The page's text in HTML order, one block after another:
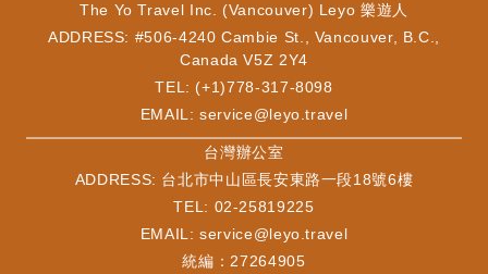
The Yo Travel Inc. (Vancouver) Leyo 樂遊人
ADDRESS: #506-4240 Cambie St., Vancouver, B.C.,
Canada V5Z 2Y4
TEL: (+1)778-317-8098
EMAIL:service@leyo.travel
​台灣辦公室
ADDRESS: 台北市中山區長安東路一段18號6樓
TEL: 02-25819225
EMAIL:service@leyo.travel
統編：27264905